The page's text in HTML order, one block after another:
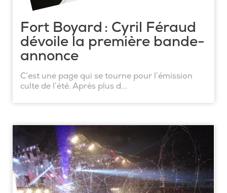
Fort Boyard : Cyril Féraud
dévoile la première bande-
annonce
C’est une page qui se tourne pour l’émission
culte de l’été. Après plus d...